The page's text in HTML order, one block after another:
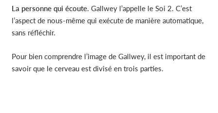
La personne qui écoute. Gallwey l’appelle le Soi 2. C’est
l’aspect de nous-même qui exécute de manière automatique,
sans réfléchir.
Pour bien comprendre l’image de Gallwey, il est important de
savoir que le cerveau est divisé en trois parties.